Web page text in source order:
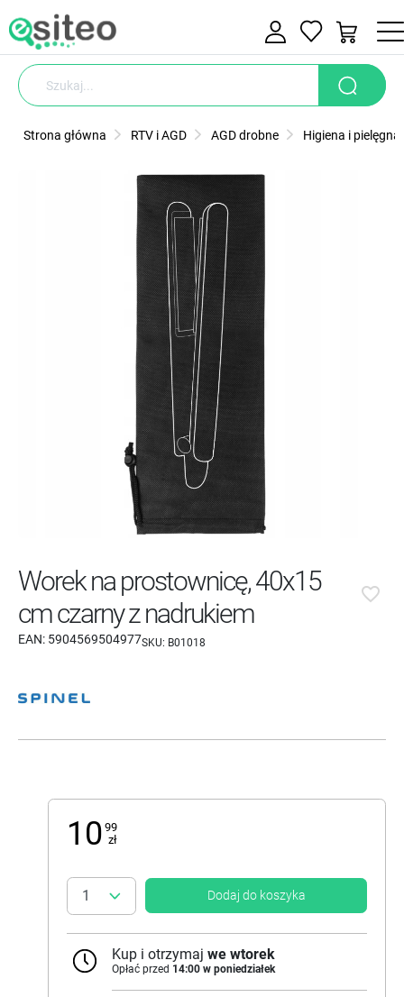
Strona główna RTV i AGD AGD drobne Higiena i
Worek na prostownicę, 40x15
cm czarny z nadrukiem
EAN: 5904569504977SKU: B01018
favorite_border
10 99
zł
Dodaj do koszyka
Kup i otrzymaj we wtorek
Opłać przed 14:00 w poniedziałek